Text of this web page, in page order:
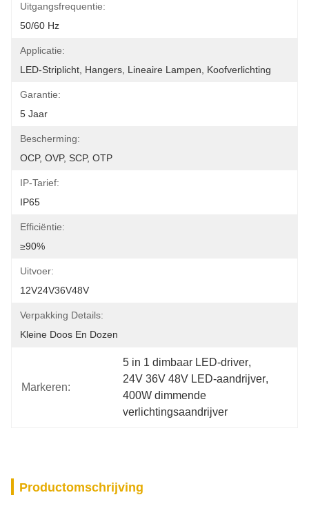
Uitgangsfrequentie:
50/60 Hz
Applicatie:
LED-Striplicht, Hangers, Lineaire Lampen, Koofverlichting
Garantie:
5 Jaar
Bescherming:
OCP, OVP, SCP, OTP
IP-Tarief:
IP65
Efficiëntie:
≥90%
Uitvoer:
12V24V36V48V
Verpakking Details:
Kleine Doos En Dozen
Markeren:
5 in 1 dimbaar LED-driver,
24V 36V 48V LED-aandrijver,
400W dimmende
verlichtingsaandrijver
Productomschrijving